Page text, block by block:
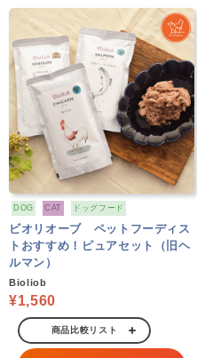
DOG CAT ドッグフード
ビオリオーブ ペットフーディス
トおすすめ！ピュアセット（旧ヘ
ルマン）
Bioliob
¥1,560
商品比較リスト